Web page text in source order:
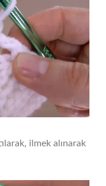
ilmek alınarak